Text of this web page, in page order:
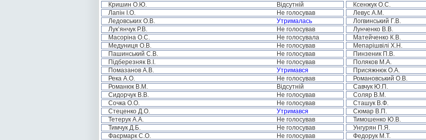
Кришин О.Ю.
Відсутній Ксенжук О.С.
Лапін І.О.
Не голосував Левус А.М.
Ледовських О.В.
Утрималась Логвинський Г.В.
Лук’янчук Р.В.
Не голосував Лунченко В.В.
Масоріна О.С.
Не голосувала Матейченко К.В.
Медуниця О.В.
Не голосував Мепарішвілі Х.Н.
Пашинський С.В.
Не голосував Пинзеник П.В.
Підберезняк В.І.
Не голосував Поляков М.А.
Помазанов А.В.
Утримався Присяжнюк О.А.
Река А.О.
Не голосував Романовський О.В.
Романюк В.М.
Відсутній Савчук Ю.П.
Сидорчук В.В.
Не голосував Соляр В.М.
Сочка О.О.
Не голосував Сташук В.Ф.
Стеценко Д.О.
Утримався Сюмар В.П.
Тетерук А.А.
Не голосував Тимошенко Ю.В.
Тимчук Д.Б.
Не голосував Унгурян П.Я.
Фаєрмарк С.О.
Не голосував Федорук М.Т.